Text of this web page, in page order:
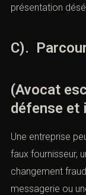
présentation
C).
(Avocat
défense et
Une entreprise
faux fournisseur,
changement
messagerie ou